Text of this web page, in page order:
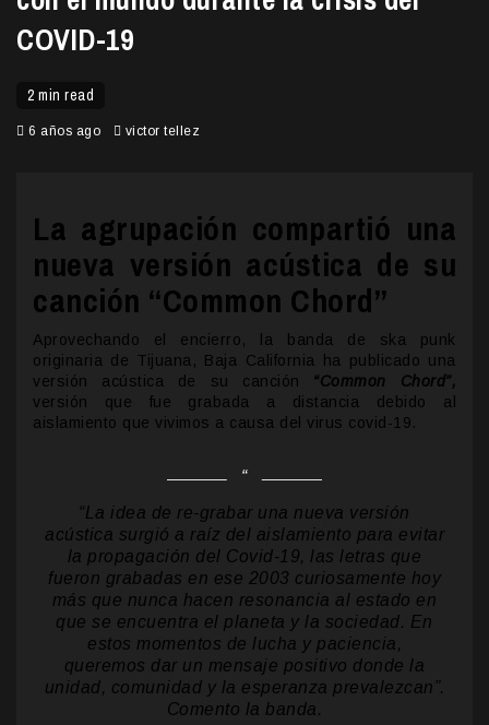
COVID-19
2 min read
6 años ago victor tellez
La agrupación compartió una
nueva versión acústica de su
canción “Common Chord”
Aprovechando el encierro, la banda de ska punk
originaria de Tijuana, Baja California ha publicado una
versión acústica de su canción “Common Chord”,
versión que fue grabada a distancia debido al
aislamiento que vivimos a causa del virus covid-19.
“La idea de re-grabar una nueva versión
acústica surgió a raíz del aislamiento para evitar
la propagación del Covid-19, las letras que
fueron grabadas en ese 2003 curiosamente hoy
más que nunca hacen resonancia al estado en
que se encuentra el planeta y la sociedad. En
estos momentos de lucha y paciencia,
queremos dar un mensaje positivo donde la
unidad, comunidad y la esperanza prevalezcan”.
Comento la banda.